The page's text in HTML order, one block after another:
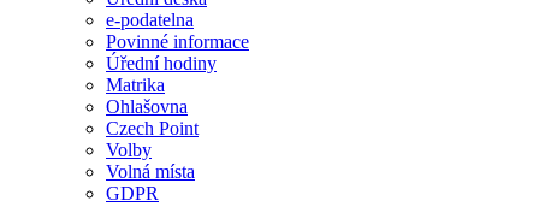
e-podatelna
Povinné informace
Úřední hodiny
Matrika
Ohlašovna
Czech Point
Volby
Volná místa
GDPR